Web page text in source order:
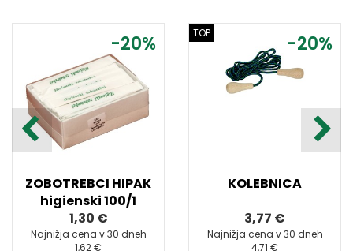
-20%
ZOBOTREBCI HIPAK
higienski 100/1
1,30 €
Najnižja cena v 30 dneh
1,62 €
-20%
TOP
KOLEBNICA
3,77 €
Najnižja cena v 30 dneh
4,71 €